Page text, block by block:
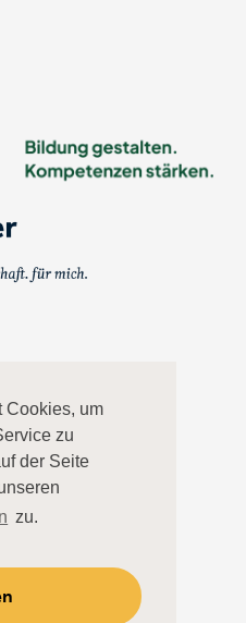
Cookies, um
zu
der Seite
zu.